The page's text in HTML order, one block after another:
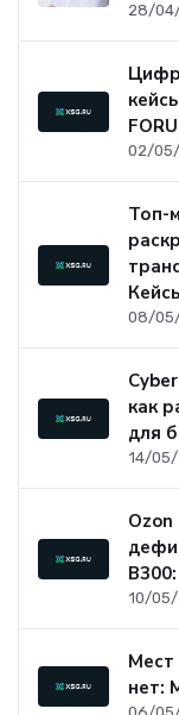
28/
02/
Топ-
08/
как
для
14/
Ozon
10/
Мест
нет: